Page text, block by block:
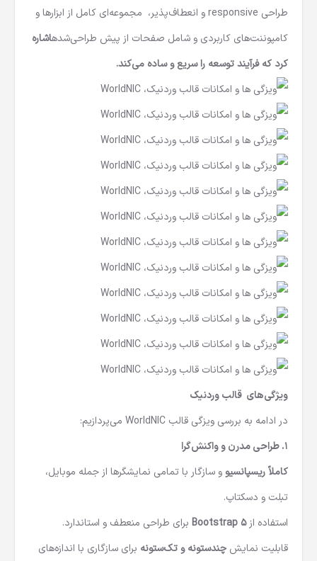
طراحی responsive و انعطاف‌پذیر، مجموعه‌ای کامل از ابزارها و
کامپوننت‌های کاربردی و شامل صفحات از پیش طراحی‌شدهاشاره
کرد که فرآیند توسعه را سریع و ساده می‌کند.
ویژگی‌های قالب وردنیک
در ادامه به بررسی ویزگی قالب WorldNIC می‌پردازیم:
۱. طراحی مدرن و واکنش‌گرا
کاملاً ریسپانسیو و سازگار با تمامی نمایشگرها از جمله موبایل،
تبلت و دسکتاپ.
استفاده ازBootstrap 5 برای طراحی منعطف و استاندارد.
قابلیت نمایش چندستونه و تک‌ستونه برای سازگاری با اندازه‌های